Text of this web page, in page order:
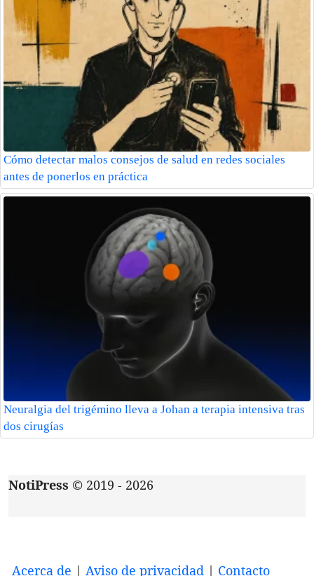
Cómo detectar malos consejos de salud en redes sociales
antes de ponerlos en práctica
Neuralgia del trigémino lleva a Johan a terapia intensiva tras
dos cirugías
NotiPress © 2019 - 2026
Acerca de | Aviso de privacidad | Contacto